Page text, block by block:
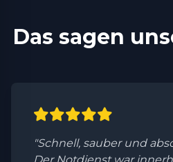
Das sagen
"Schnell, sauber und